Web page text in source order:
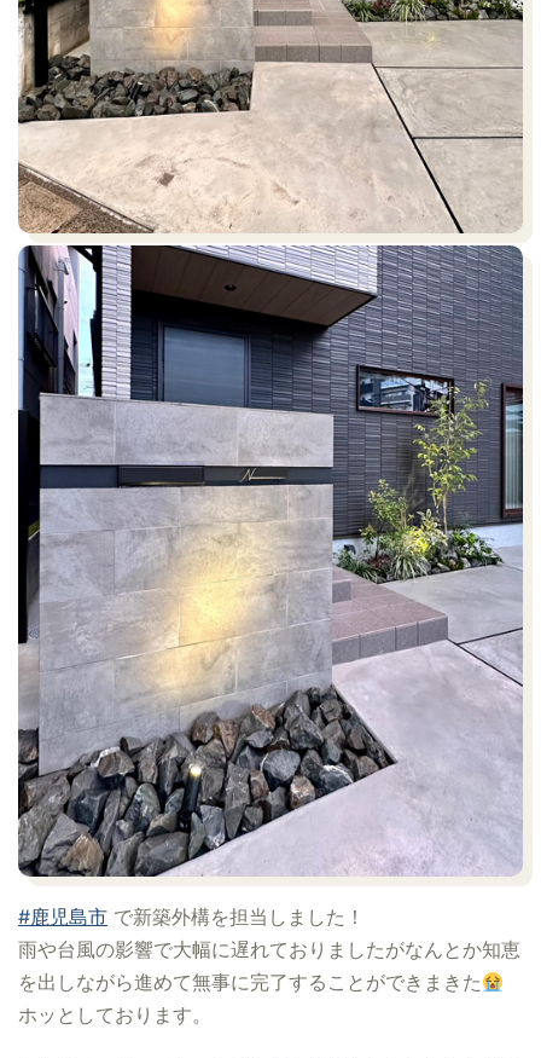
#鹿児島市 で新築外構を担当しました！
雨や台風の影響で大幅に遅れておりましたがなんとか知恵
を出しながら進めて無事に完了することができまきた
ホッとしております。